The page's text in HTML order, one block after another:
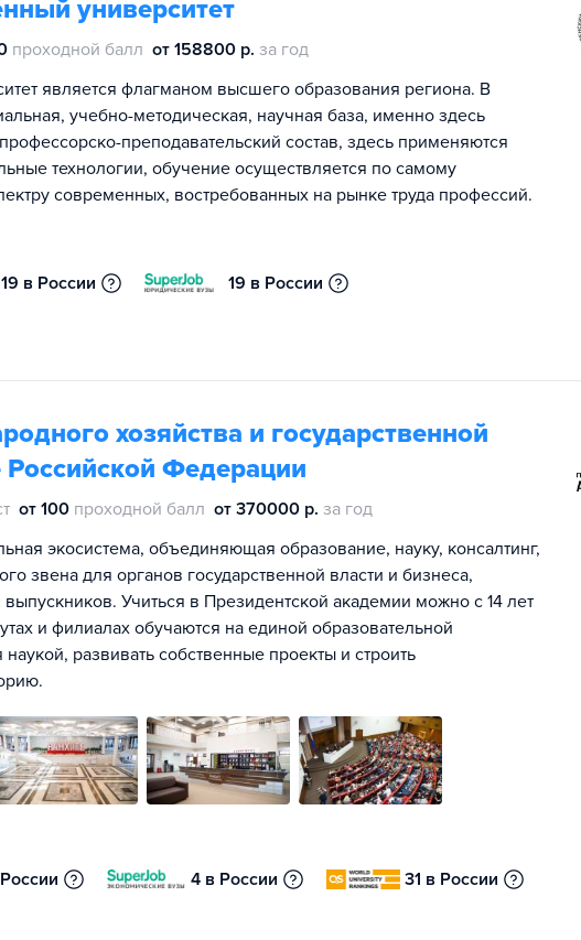
университет
проходной балл от 158800 р. за год
является флагманом высшего образования региона. В
учебно-методическая, научная база, именно здесь
преподавательский состав, здесь применяются
технологии, обучение осуществляется по самому
современных, востребованных на рынке труда профессий.
19 в России 19 в России
хозяйства и государственной
Федерации
от 100 проходной балл от 370000 р. за год
экосистема, объединяющая образование, науку, консалтинг,
звена для органов государственной власти и бизнеса,
Учиться в Президентской академии можно с 14 лет
и филиалах обучаются на единой образовательной
развивать собственные проекты и строить
4 в России 31 в России